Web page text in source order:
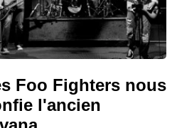
Foo Fighters nous
l'ancien